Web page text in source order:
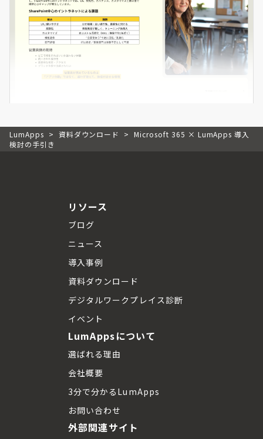
LumApps > 資料ダウンロード >
Microsoft 365 × LumApps 導入
検討の手引き
リソース
ブログ
ニュース
導入事例
資料ダウンロード
デジタルワークプレイス診断
イベント
LumAppsについて
選ばれる理由
会社概要
3分で分かるLumApps
お問い合わせ
外部関連サイト